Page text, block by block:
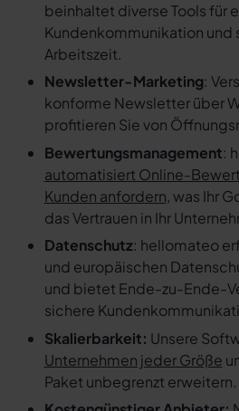
beinhaltet diverse Tools für
Kundenkommunikation und
Arbeitszeit.
Newsletter-Marketing:
konforme Newsletter über
profitieren Sie von
Bewertungsmanagement:
automatisiert Online-
Kunden anfordern, was Ihr
das Vertrauen in Ihr
Datenschutz: hellomateo
und europäischen
und bietet Ende-zu-Ende-
sichere
Skalierbarkeit: Unsere
Unternehmen jeder Größe
Paket unbegrenzt erweitern.